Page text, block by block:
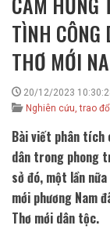
TÌNH CÔNG
THƠ MỚI
20/12/2023
Nghiên cứu, trao
Bài viết phân
dân trong phong
sở đó, một lần
mới phương Nam
Thơ mới dân tộc.